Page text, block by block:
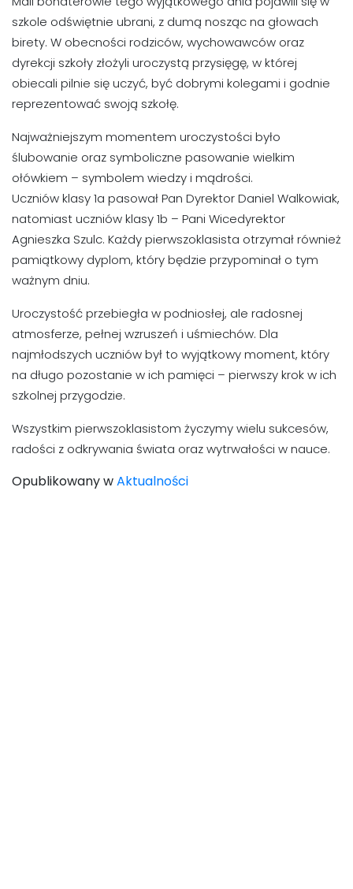
szkole odświętnie ubrani, z dumą nosząc na głowach
birety. W obecności rodziców, wychowawców oraz
dyrekcji szkoły złożyli uroczystą przysięgę, w której
obiecali pilnie się uczyć, być dobrymi kolegami i godnie
reprezentować swoją szkołę.
Najważniejszym momentem uroczystości było
ślubowanie oraz symboliczne pasowanie wielkim
ołówkiem – symbolem wiedzy i mądrości.
Uczniów klasy 1a pasował Pan Dyrektor Daniel Walkowiak,
natomiast uczniów klasy 1b – Pani Wicedyrektor
Agnieszka Szulc. Każdy pierwszoklasista otrzymał również
pamiątkowy dyplom, który będzie przypominał o tym
ważnym dniu.
Uroczystość przebiegła w podniosłej, ale radosnej
atmosferze, pełnej wzruszeń i uśmiechów. Dla
najmłodszych uczniów był to wyjątkowy moment, który
na długo pozostanie w ich pamięci – pierwszy krok w ich
szkolnej przygodzie.
Wszystkim pierwszoklasistom życzymy wielu sukcesów,
radości z odkrywania świata oraz wytrwałości w nauce.
Opublikowany wAktualności